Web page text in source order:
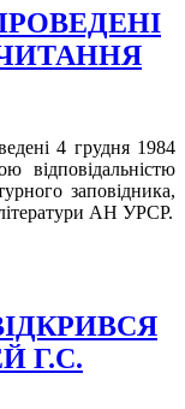
4 грудня 1984
відповідальністю
заповідника,
АН УРСР.
Г.С.